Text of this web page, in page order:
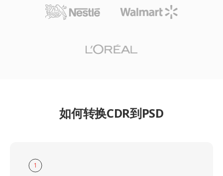
如何转换CDR到PSD
1